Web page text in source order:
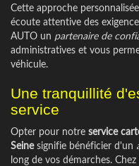
Cette approche
écoute attentive des
AUTO un partenaire de
administratives et vous
véhicule.
Une tranquillité
service
Opter pour notre service
Seinesignifie bénéficier d'un
long de vos démarches.